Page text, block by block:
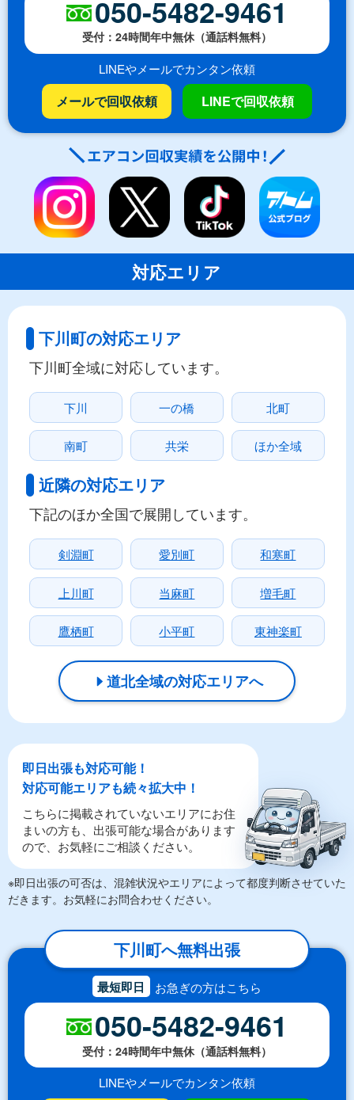
050-5482-9461
受付：24時間年中無休（通話料無料）
LINEやメールでカンタン依頼
メールで回収依頼 LINEで回収依頼
対応エリア
下川町の対応エリア
下川町全域に対応しています。
下川 一の橋 北町
南町 共栄 ほか全域
近隣の対応エリア
下記のほか全国で展開しています。
剣淵町 愛別町 和寒町
上川町 当麻町 増毛町
鷹栖町 小平町 東神楽町
道北全域の対応エリアへ
即日出張も対応可能！
対応可能エリアも続々拡大中！
こちらに掲載されていないエリアにお住
まいの方も、出張可能な場合があります
ので、お気軽にご相談ください。
※即日出張の可否は、混雑状況やエリアによって都度判断させていた
だきます。お気軽にお問合わせください。
下川町へ無料出張
最短即日 お急ぎの方はこちら
050-5482-9461
受付：24時間年中無休（通話料無料）
LINEやメールでカンタン依頼